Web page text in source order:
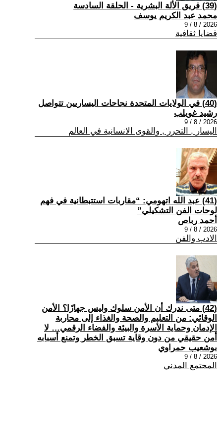
(39) فريق الألة البشرية - الحلقة السادسة
محمد عبد الكريم يوسف
2026 / 8 / 9
قضايا ثقافية
(40) في الولايات المتحدة نجاحات اليساريين تتواصل
رشيد غويلب
2026 / 8 / 9
اليسار , التحرر , والقوى الانسانية في العالم
(41) عبد الله اتهومي: “مقاربات استتبطانية في فهم
لوحات الفن التشكيلي”
أحمد رباص
2026 / 8 / 9
الادب والفن
(42) متى ندرك أن الأمن سلوك وليس جهازًا؟ الأمن
الوقائي: من التعليم والصحة والغذاء إلى محاربة
الإدمان وحماية الأسرة والبيئة والفضاء الرقمي… لا
أمن حقيقي من دون وقاية تسبق الخطر وتمنع أسبابه
بوشعيب حمراوي
2026 / 8 / 9
المجتمع المدني